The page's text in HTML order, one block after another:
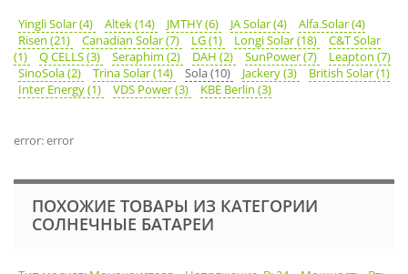
Yingli Solar (4) Altek (14) JMTHY (6) JA Solar (4)
Alfa.Solar (4)
Risen (21)
Canadian Solar (7) LG (1) Longi Solar (18)
C&T Solar
(1)
Q CELLS (3) Seraphim (2) DAH (2) SunPower (7)
Leapton (7)
SinoSola (2)
Trina Solar (14) Sola (10) Jackery (3)
British Solar (1)
Inter Energy (1)
VDS Power (3) KBE Berlin (3)
error: error
ПОХОЖИЕ ТОВАРЫ ИЗ КАТЕГОРИИ
СОЛНЕЧНЫЕ БАТАРЕИ